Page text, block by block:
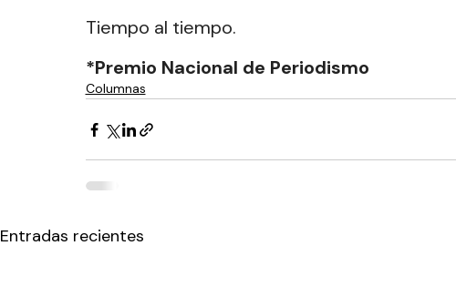
Tiempo al tiempo.
*Premio Nacional de Periodismo
Columnas
Entradas recientes